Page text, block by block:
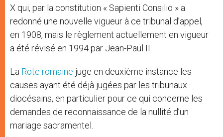
X qui, par la constitution « Sapienti Consilio » a
redonné une nouvelle vigueur à ce tribunal d’appel,
en 1908, mais le règlement actuellement en vigueur
a été révisé en 1994 par Jean-Paul II.
La Rote romaine juge en deuxième instance les
causes ayant été déjà jugées par les tribunaux
diocésains, en particulier pour ce qui concerne les
demandes de reconnaissance de la nullité d’un
mariage sacramentel.